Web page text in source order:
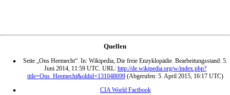
Quellen
Seite „Ons Heemecht“. In: Wikipedia, Die freie Enzyklopädie. Bearbeitungsstand: 5.
Juni 2014, 11:59 UTC. URL: http://de.wikipedia.org/w/index.php?
title=Ons_Heemecht&oldid=131048699 (Abgerufen: 5. April 2015, 16:17 UTC)
CIA World Factbook